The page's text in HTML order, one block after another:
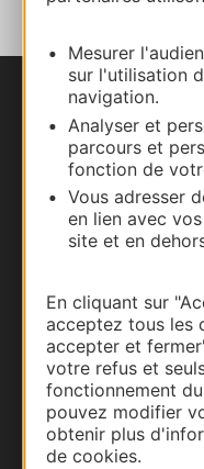
Mesurer
sur l'utilisation
navigation.
Analyser et
parcours et
fonction de
Vous adresser
en lien avec
site et en
En cliquant sur
acceptez tous les
accepter et
votre refus et
fonctionnement
pouvez modifier
obtenir plus
de cookies.
Nous contacter
Carte